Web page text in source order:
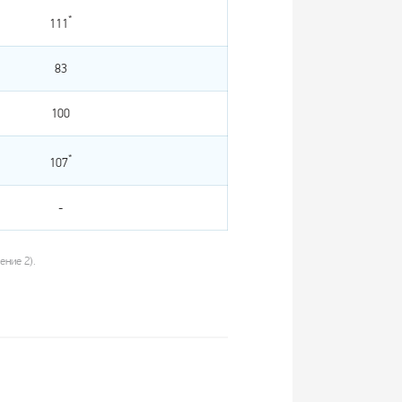
111 *
83
100
107*
-
2).